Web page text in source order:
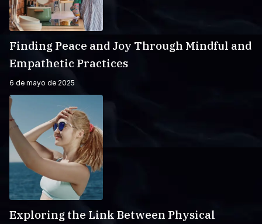
Finding Peace and Joy Through Mindful and
Empathetic Practices
6 de mayo de 2025
Exploring the Link Between Physical